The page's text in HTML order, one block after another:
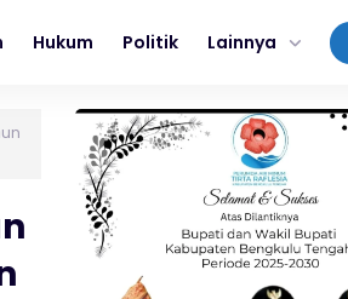
Hukum Politik Lainnya